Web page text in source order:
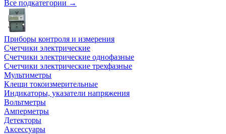
Все подкатегории →
Приборы контроля и измерения
Счетчики электрические
Счетчики электрические однофазные
Счетчики электрические трехфазные
Мультиметры
Клещи токоизмерительные
Индикаторы, указатели напряжения
Вольтметры
Амперметры
Детекторы
Аксессуары